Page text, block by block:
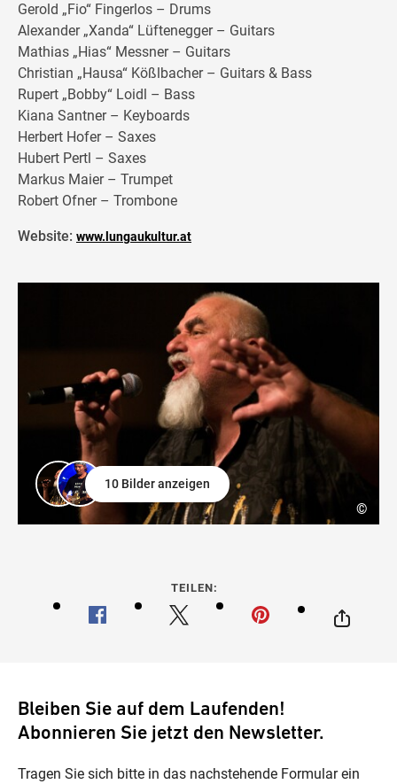
Gerold „Fio“ Fingerlos – Drums
Alexander „Xanda“ Lüftenegger – Guitars
Mathias „Hias“ Messner – Guitars
Christian „Hausa“ Kößlbacher – Guitars & Bass
Rupert „Bobby“ Loidl – Bass
Kiana Santner – Keyboards
Herbert Hofer – Saxes
Hubert Pertl – Saxes
Markus Maier – Trumpet
Robert Ofner – Trombone
Website: www.lungaukultur.at
©
10 Bilder anzeigen
TEILEN:
Bleiben Sie auf dem Laufenden!
Abonnieren Sie jetzt den Newsletter.
Tragen Sie sich bitte in das nachstehende Formular ein